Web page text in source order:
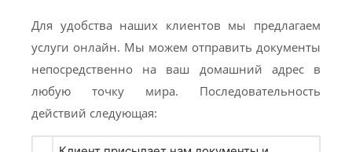
Для удобства наших клиентов мы предлагаем
услуги онлайн. Мы можем отправить документы
непосредственно на ваш домашний адрес в
любую точку мира. Последовательность
действий следующая: